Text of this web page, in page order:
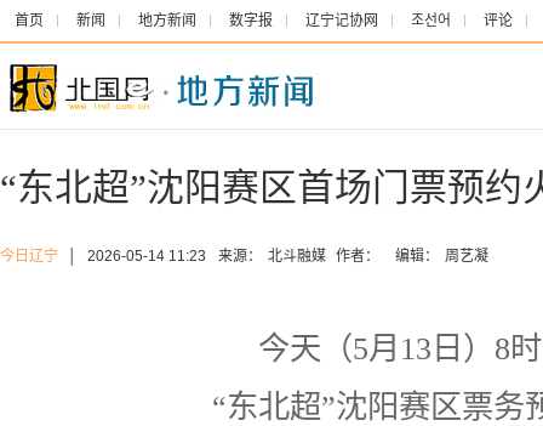
首页 新闻 地方新闻 数字报 辽宁记协网 조선어 评论
“东北超”沈阳赛区首场门票预约
今日辽宁 2026-05-14 11:23 来源： 北斗融媒 作者： 编辑： 周艺凝
今天（5月13日）8时
“东北超”沈阳赛区票务